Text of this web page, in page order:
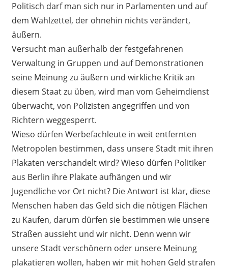
Politisch darf man sich nur in Parlamenten und auf
dem Wahlzettel, der ohnehin nichts verändert,
äußern.
Versucht man außerhalb der festgefahrenen
Verwaltung in Gruppen und auf Demonstrationen
seine Meinung zu äußern und wirkliche Kritik an
diesem Staat zu üben, wird man vom Geheimdienst
überwacht, von Polizisten angegriffen und von
Richtern weggesperrt.
Wieso dürfen Werbefachleute in weit entfernten
Metropolen bestimmen, dass unsere Stadt mit ihren
Plakaten verschandelt wird? Wieso dürfen Politiker
aus Berlin ihre Plakate aufhängen und wir
Jugendliche vor Ort nicht? Die Antwort ist klar, diese
Menschen haben das Geld sich die nötigen Flächen
zu Kaufen, darum dürfen sie bestimmen wie unsere
Straßen aussieht und wir nicht. Denn wenn wir
unsere Stadt verschönern oder unsere Meinung
plakatieren wollen, haben wir mit hohen Geld strafen